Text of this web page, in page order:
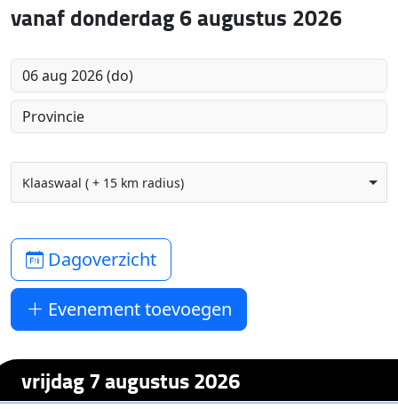
vanaf donderdag 6 augustus 2026
Klaaswaal ( + 15 km radius)
Dagoverzicht
Evenement toevoegen
vrijdag 7 augustus 2026